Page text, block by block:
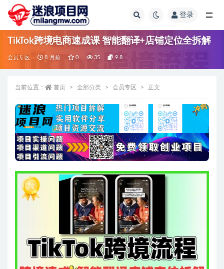
登录
TikTok跨境电商速成课 智能翻译+店铺定位全拆解
会员专区 8 月前 0 35 9.8
当前位置： 首页 全部分类 会员专区 正文
全部